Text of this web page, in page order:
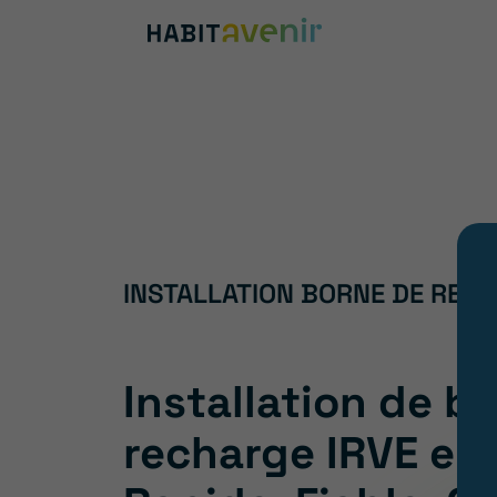
INSTALLATION BORNE DE
Installation de
recharge IRVE